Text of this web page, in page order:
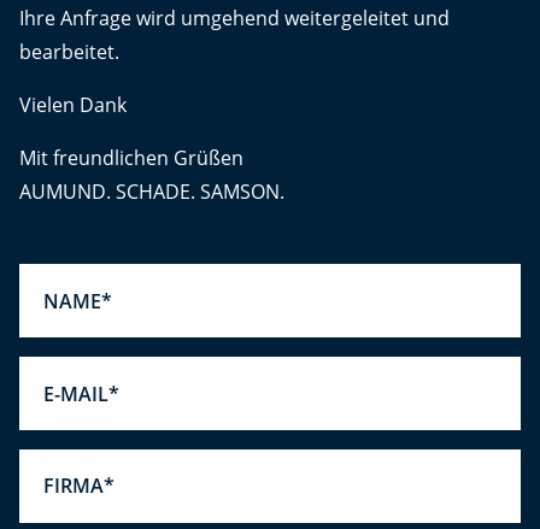
Ihre Anfrage wird umgehend weitergeleitet und
bearbeitet.
Vielen Dank
Mit freundlichen Grüßen
AUMUND. SCHADE. SAMSON.